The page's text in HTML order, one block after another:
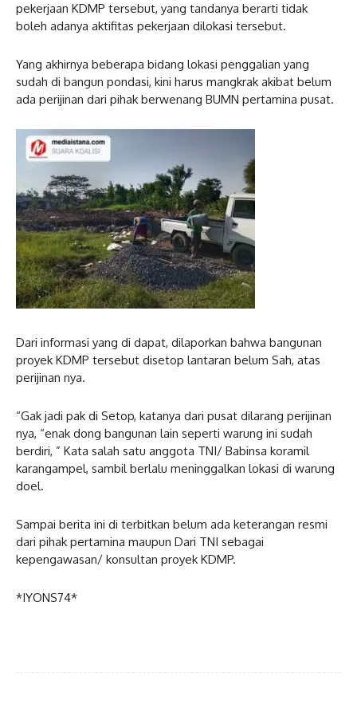
pekerjaan KDMP tersebut, yang tandanya berarti tidak
boleh adanya aktifitas pekerjaan dilokasi tersebut.
Yang akhirnya beberapa bidang lokasi penggalian yang
sudah di bangun pondasi, kini harus mangkrak akibat belum
ada perijinan dari pihak berwenang BUMN pertamina pusat.
Dari informasi yang di dapat, dilaporkan bahwa bangunan
proyek KDMP tersebut disetop lantaran belum Sah, atas
perijinan nya.
“Gak jadi pak di Setop, katanya dari pusat dilarang perijinan
nya, “enak dong bangunan lain seperti warung ini sudah
berdiri, ” Kata salah satu anggota TNI/ Babinsa koramil
karangampel, sambil berlalu meninggalkan lokasi di warung
doel.
Sampai berita ini di terbitkan belum ada keterangan resmi
dari pihak pertamina maupun Dari TNI sebagai
kepengawasan/ konsultan proyek KDMP.
*IYONS74*